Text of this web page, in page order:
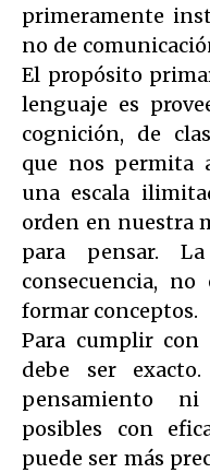
primeramente
no de
El propósito
lenguaje es
cognición, de
que nos permita
una escala
orden en nuestra
para pensar.
consecuencia,
formar conceptos.
Para cumplir con
debe ser
pensamiento
posibles con
puede ser más